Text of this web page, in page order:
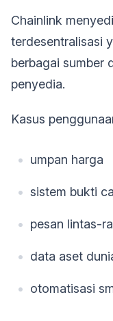
Chainlink
terdesentralisasi
berbagai sumber
penyedia.
Kasus
umpan harga
sistem bukti
pesan lintas-
data aset
otomatisasi